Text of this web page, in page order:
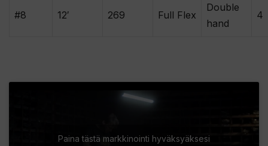
#8 12′ 269 Full Flex
Double
hand
4
Paina tästä markkinointi hyväksyäksesi